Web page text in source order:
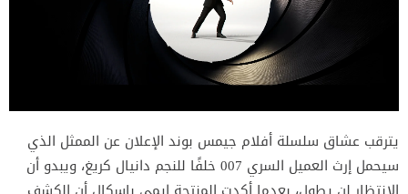
يترقب عشاق سلسلة أفلام جيمس بوند الإعلان عن الممثل الذي
سيحمل إرث العميل السري 007 خلفًا للنجم دانيال كريغ، ويبدو أن